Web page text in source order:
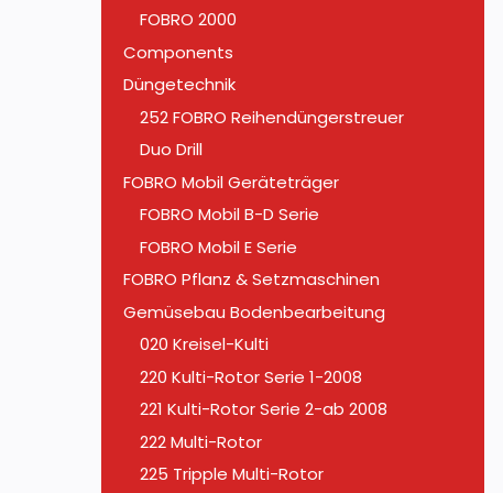
FOBRO 2000
Components
Düngetechnik
252 FOBRO Reihendüngerstreuer
Duo Drill
FOBRO Mobil Geräteträger
FOBRO Mobil B-D Serie
FOBRO Mobil E Serie
FOBRO Pflanz & Setzmaschinen
Gemüsebau Bodenbearbeitung
020 Kreisel-Kulti
220 Kulti-Rotor Serie 1-2008
221 Kulti-Rotor Serie 2-ab 2008
222 Multi-Rotor
225 Tripple Multi-Rotor